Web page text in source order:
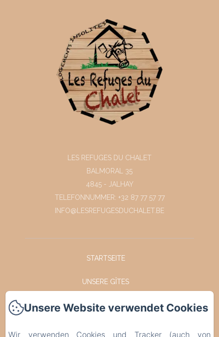
LES REFUGES DU CHALET
BALMORAL 35
4845 - JALHAY
TELEFONNUMMER: +32 87 77 57 77
INFO@LESREFUGESDUCHALET.BE
STARTSEITE
UNSERE GÎTES
FACEBOOK
Unsere Website verwendet Cookies
Wir verwenden Cookies und Tracker (auch von